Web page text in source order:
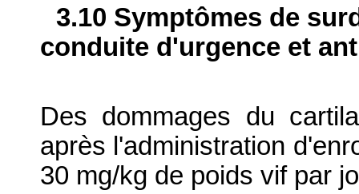
3.10 Symptômes de
conduite d'urgence et
Des dommages du
après l'administration
30 mg/kg de poids vif par